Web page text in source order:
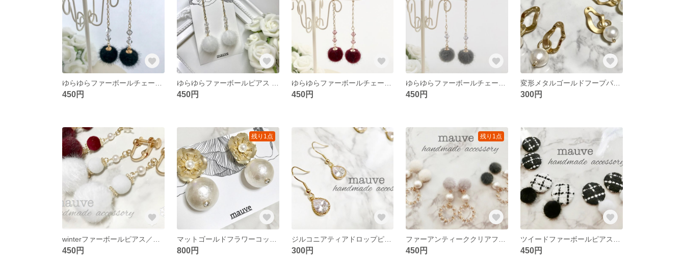
450円 450円 450円 450円 300円
450円
残り1点
800円
ジルコニアティアドロップピアス
300円
残り1点
450円 450円